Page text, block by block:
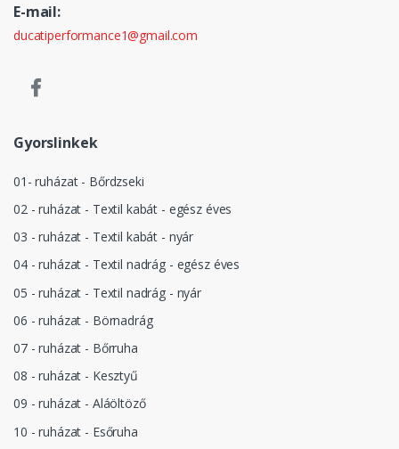
E-mail:
ducatiperformance1@gmail.com
Gyorslinkek
01- ruházat - Bőrdzseki
02 - ruházat - Textil kabát - egész éves
03 - ruházat - Textil kabát - nyár
04 - ruházat - Textil nadrág - egész éves
05 - ruházat - Textil nadrág - nyár
06 - ruházat - Börnadrág
07 - ruházat - Bőrruha
08 - ruházat - Kesztyű
09 - ruházat - Aláöltöző
10 - ruházat - Esőruha